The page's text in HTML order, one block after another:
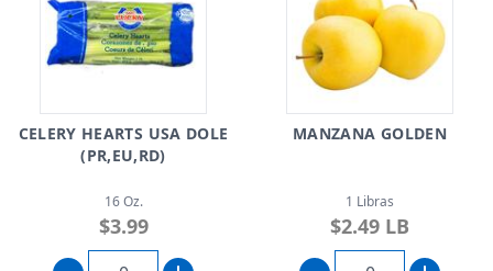
CELERY HEARTS USA DOLE
(PR,EU,RD)
16 Oz.
$3.99
MANZANA GOLDEN
1 Libras
$2.49 LB